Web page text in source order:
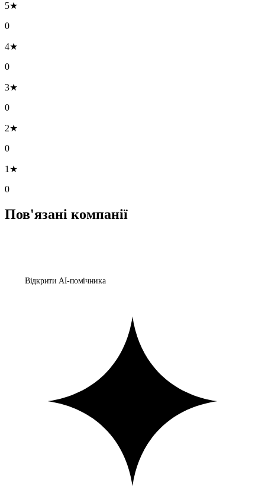
5★
0
4★
0
3★
0
2★
0
1★
0
Пов'язані компанії
Відкрити AI-помічника